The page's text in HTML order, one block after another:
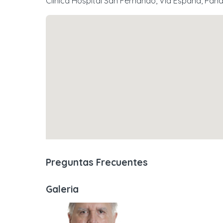
Preguntas Frecuentes
Galeria